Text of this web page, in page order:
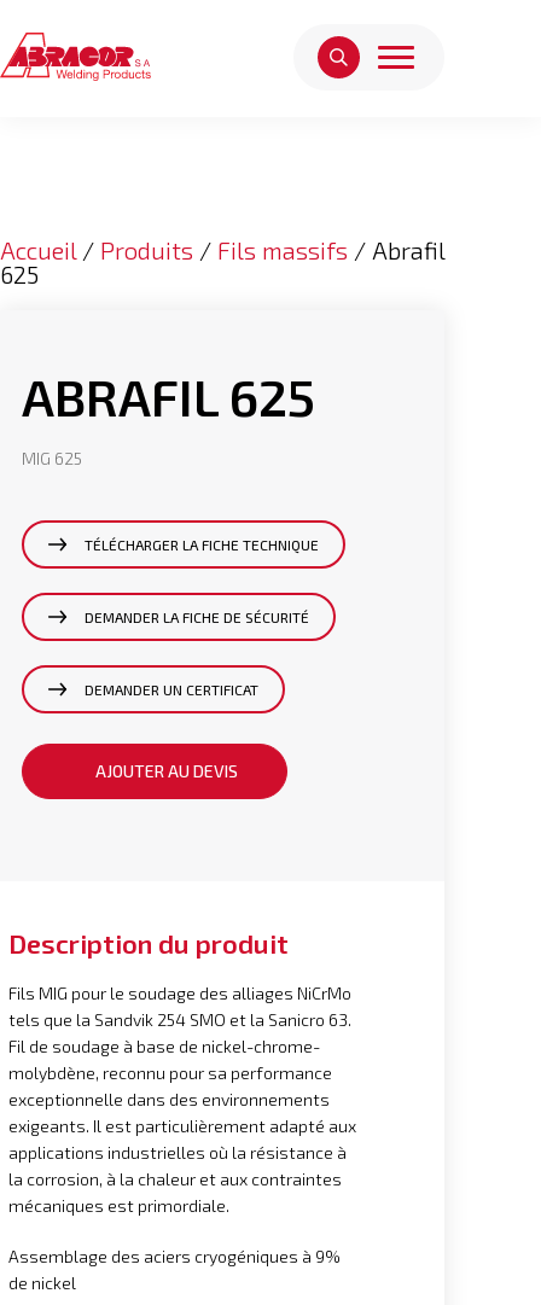
Accueil / Produits / Fils massifs / Abrafil
625
ABRAFIL 625
MIG 625
TÉLÉCHARGER LA FICHE TECHNIQUE
DEMANDER LA FICHE DE SÉCURITÉ
DEMANDER UN CERTIFICAT
AJOUTER AU DEVIS
Description du produit
Fils MIG pour le soudage des alliages NiCrMo
tels que la Sandvik 254 SMO et la Sanicro 63.
Fil de soudage à base de nickel-chrome-
molybdène, reconnu pour sa performance
exceptionnelle dans des environnements
exigeants. Il est particulièrement adapté aux
applications industrielles où la résistance à
la corrosion, à la chaleur et aux contraintes
mécaniques est primordiale.
Assemblage des aciers cryogéniques à 9%
de nickel